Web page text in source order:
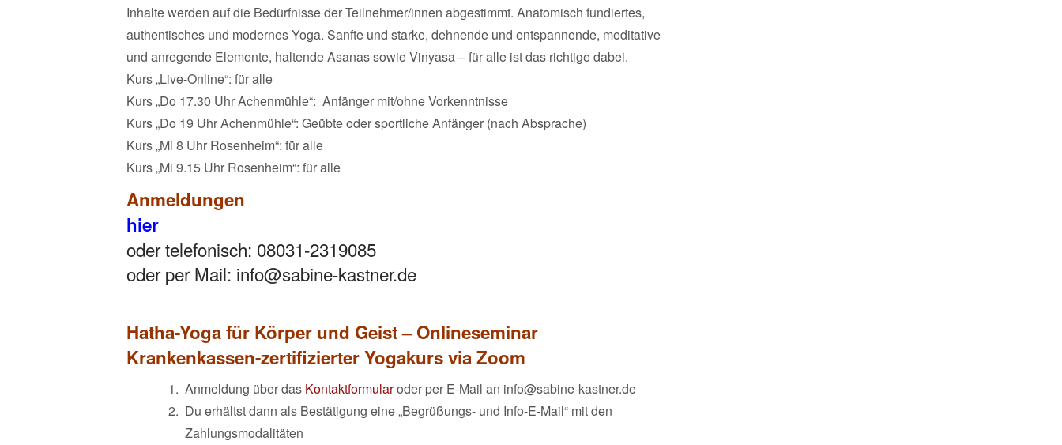
Inhalte werden auf die Bedürfnisse der Teilnehmer/innen abgestimmt. Anatomisch fundiertes,
authentisches und modernes Yoga. Sanfte und starke, dehnende und entspannende, meditative
und anregende Elemente, haltende Asanas sowie Vinyasa – für alle ist das richtige dabei.
Kurs „Live-Online“: für alle
Kurs „Do 17.30 Uhr Achenmühle“: Anfänger mit/ohne Vorkenntnisse
Kurs „Do 19 Uhr Achenmühle“: Geübte oder sportliche Anfänger (nach Absprache)
Kurs „Mi 8 Uhr Rosenheim“: für alle
Kurs „Mi 9.15 Uhr Rosenheim“: für alle
Anmeldungen
hier
oder telefonisch: 08031-2319085
oder per Mail: info@sabine-kastner.de
Hatha-Yoga für Körper und Geist – Onlineseminar
Krankenkassen-zertifizierter Yogakurs via Zoom
Anmeldung über das Kontaktformularoder per E-Mail an info@sabine-kastner.de
Du erhältst dann als Bestätigung eine „Begrüßungs- und Info-E-Mail“ mit den
Zahlungsmodalitäten